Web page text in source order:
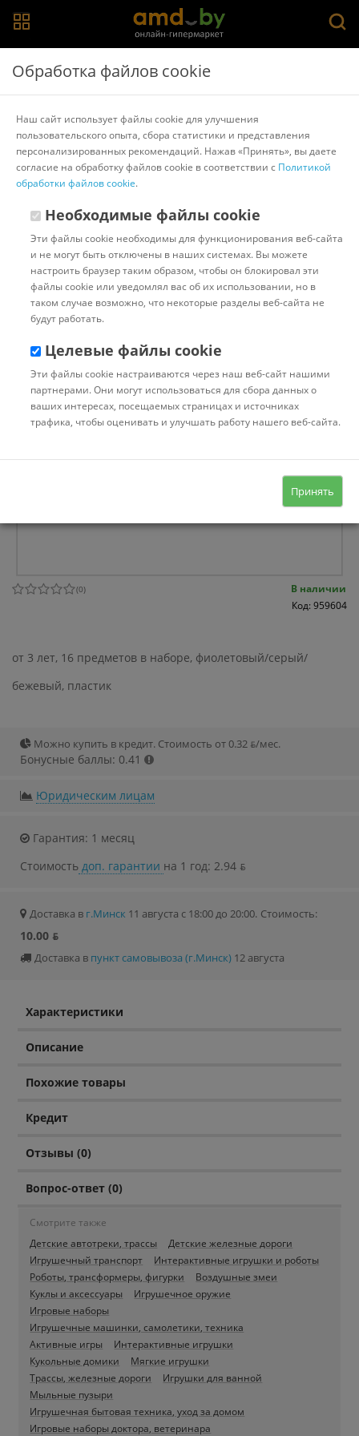
Главная > Каталог товаров
Детские кухни, посуда, продукты
> ПОЛЕСЬЕ
Набор игрушечной посуды Полесье Настенька с
подносом на 2 персоны 3940
Другие товары ПОЛЕСЬЕ
(0)
В наличии
Код: 959604
от 3 лет, 16 предметов в наборе, фиолетовый/серый/
бежевый, пластик
Можно купить в кредит. Стоимость от 0.32 ƃ/мec.
Бонусные баллы: 0.41
Юридическим лицам
Гарантия: 1 месяц
Стоимость доп. гарантии на 1 год: 2.94 ƃ
Доставка в г.Минск 11 августа с 18:00 до 20:00. Стоимость:
10.00 ƃ
Доставка в пункт самовывоза (г.Минск) 12 августа
Характеристики
Описание
Похожие товары
Кредит
Отзывы (0)
Вопрос-ответ (0)
Смотрите также
Детские автотреки, трассы
Детские железные дороги
Игрушечный транспорт
Интерактивные игрушки и роботы
Роботы, трансформеры, фигурки
Воздушные змеи
Куклы и аксессуары
Игрушечное оружие
Игровые наборы
Игрушечные машинки, самолетики, техника
Активные игры
Интерактивные игрушки
Кукольные домики
Мягкие игрушки
Трассы, железные дороги
Игрушки для ванной
Мыльные пузыри
Игрушечная бытовая техника, уход за домом
Игровые наборы доктора, ветеринара
Обработка файлов cookie
Наш сайт использует файлы cookie для улучшения
пользовательского опыта, сбора статистики и представления
персонализированных рекомендаций. Нажав «Принять», вы даете
согласие на обработку файлов cookie в соответствии с Политикой
обработки файлов cookie.
Необходимые файлы cookie
Эти файлы cookie необходимы для функционирования веб-сайта
и не могут быть отключены в наших системах. Вы можете
настроить браузер таким образом, чтобы он блокировал эти
файлы cookie или уведомлял вас об их использовании, но в
таком случае возможно, что некоторые разделы веб-сайта не
будут работать.
Целевые файлы cookie
Эти файлы cookie настраиваются через наш веб-сайт нашими
партнерами. Они могут использоваться для сбора данных о
ваших интересах, посещаемых страницах и источниках
трафика, чтобы оценивать и улучшать работу нашего веб-сайта.
Принять